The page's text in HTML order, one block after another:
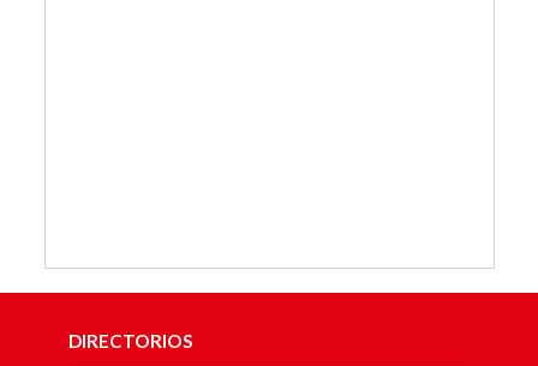
DIRECTORIOS